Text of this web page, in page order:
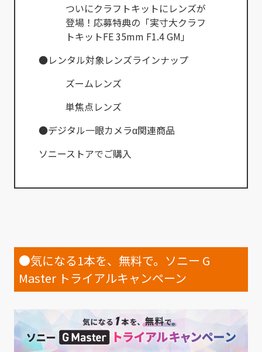
ついにクラフトキットにレンズが
登場！応募特典の「実寸大クラフ
トキットFE 35mm F1.4 GM」
●レンタル対象レンズラインナップ
ズームレンズ
単焦点レンズ
●デジタル一眼カメラα関連商品
ソニーストアでご購入
●気になる1本を、無料で。ソニー G
Master トライアルキャンペーン